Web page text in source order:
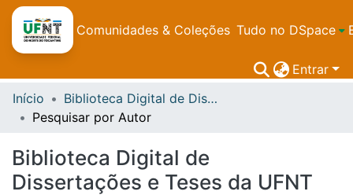
Comunidades & Coleções Tudo no DSpace
Entrar
Início
Biblioteca Digital de Dissertações e Teses da UFNT
Pesquisar por Autor
Biblioteca Digital de
Dissertações e Teses da UFNT